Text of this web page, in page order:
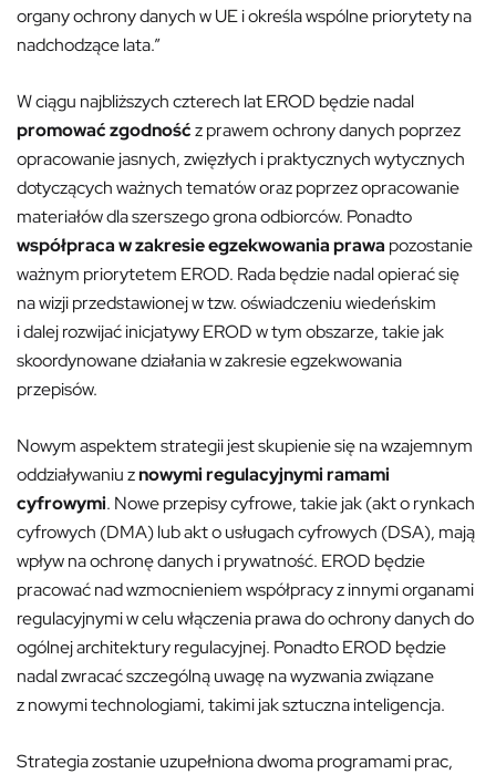
organy ochrony danych w UE i określa wspólne priorytety na
nadchodzące lata.”
W ciągu najbliższych czterech lat EROD będzie nadal
promować zgodnośćz prawem ochrony danych poprzez
opracowanie jasnych, zwięzłych i praktycznych wytycznych
dotyczących ważnych tematów oraz poprzez opracowanie
materiałów dla szerszego grona odbiorców. Ponadto
współpraca w zakresie egzekwowaniaprawa pozostanie
ważnym priorytetem EROD. Rada będzie nadal opierać się
na wizji przedstawionej w tzw. oświadczeniu wiedeńskim
i dalej rozwijać inicjatywy EROD w tym obszarze, takie jak
skoordynowane działania w zakresie egzekwowania
przepisów.
Nowym aspektem strategii jest skupienie się na wzajemnym
oddziaływaniu znowymi regulacyjnymi ramami
cyfrowymi. Nowe przepisy cyfrowe, takie jak (akt o rynkach
cyfrowych (DMA) lub akt o usługach cyfrowych (DSA), mają
wpływ na ochronę danych i prywatność. EROD będzie
pracować nad wzmocnieniem współpracy z innymi organami
regulacyjnymi w celu włączenia prawa do ochrony danych do
ogólnej architektury regulacyjnej. Ponadto EROD będzie
nadal zwracać szczególną uwagę na wyzwania związane
z nowymi technologiami, takimi jak sztuczna inteligencja.
Strategia zostanie uzupełniona dwoma programami prac,